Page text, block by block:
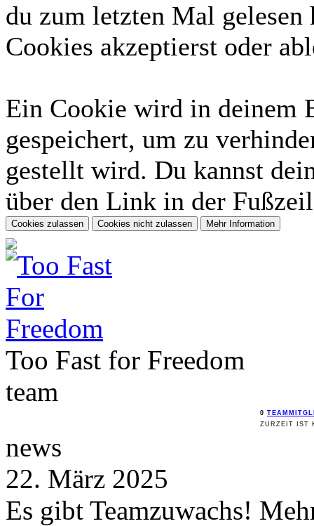
du zum letzten Mal gelesen
Cookies akzeptierst oder
Ein Cookie wird in deinem
gespeichert, um zu
gestellt wird. Du kannst
über den Link in der
Too Fast for Freedom
team
0
ZURZEIT IST
news
22. März 2025
Es gibt Teamzuwachs!